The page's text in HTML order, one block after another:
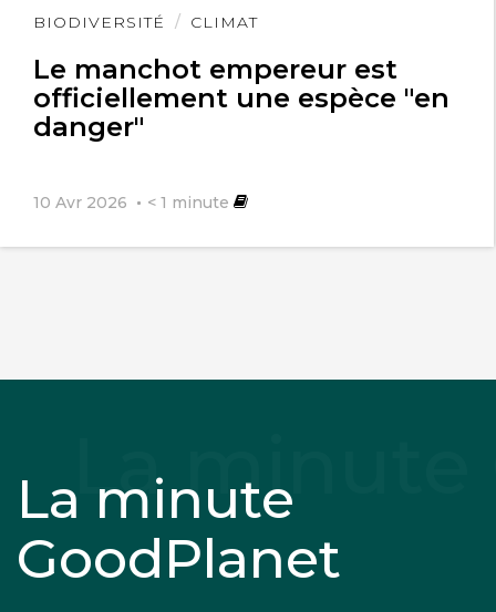
BIODIVERSITÉ CLIMAT
Le manchot empereur est
officiellement une espèce "en
danger"
10 Avr 2026 < 1 minute
Lire
La minute
GoodPlanet